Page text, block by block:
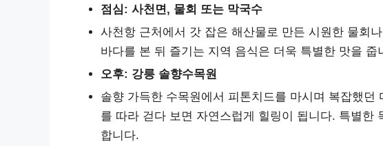
점심: 사천면, 물회 또는 막국수
사천항 근처에서 갓 잡은 해산물로 만든 시원한 물회
바다를 본 뒤 즐기는 지역 음식은 더욱 특별한 맛을 줍
오후: 강릉 솔향수목원
솔향 가득한 수목원에서 피톤치드를 마시며 복잡했던
를 따라 걷다 보면 자연스럽게 힐링이 됩니다. 특별한
합니다.